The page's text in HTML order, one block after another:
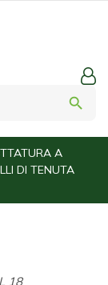
search
A
DI TENUTA
18